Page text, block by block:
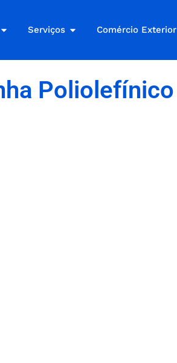
Serviços Comércio Exterior
Poliolefínico